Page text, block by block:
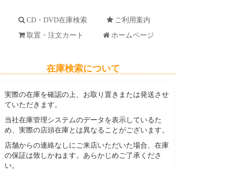
CD・DVD在庫検索
ご利用案内
取置・注文カート ホームページ
在庫検索について
実際の在庫を確認の上、お取り置きまたは発送させ
ていただきます。
当社在庫管理システムのデータを表示しているた
め、実際の店頭在庫とは異なることがございます。
店舗からの連絡なしにご来店いただいた場合、在庫
の保証は致しかねます。あらかじめご了承くださ
い。